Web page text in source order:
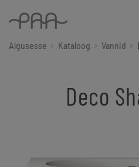
Algusesse Kataloog Vannid
Deco